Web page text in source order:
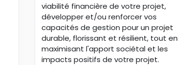
viabilité financière de votre projet,
développer et/ou renforcer vos
capacités de gestion pour un projet
durable, florissant et résilient, tout en
maximisant l'apport sociétal et les
impacts positifs de votre projet.